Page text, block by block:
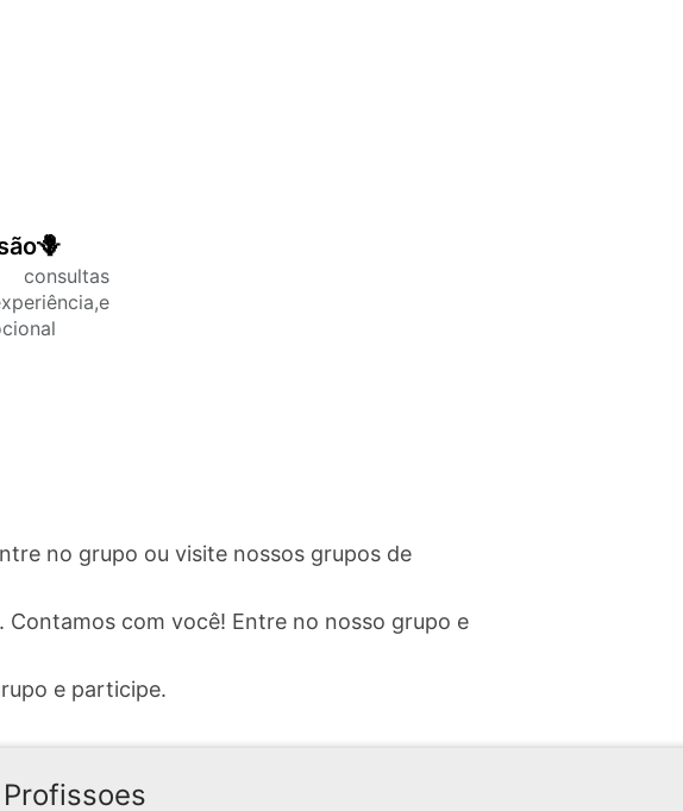
no grupo ou visite nossos grupos de
com você! Entre no nosso grupo e
e participe.